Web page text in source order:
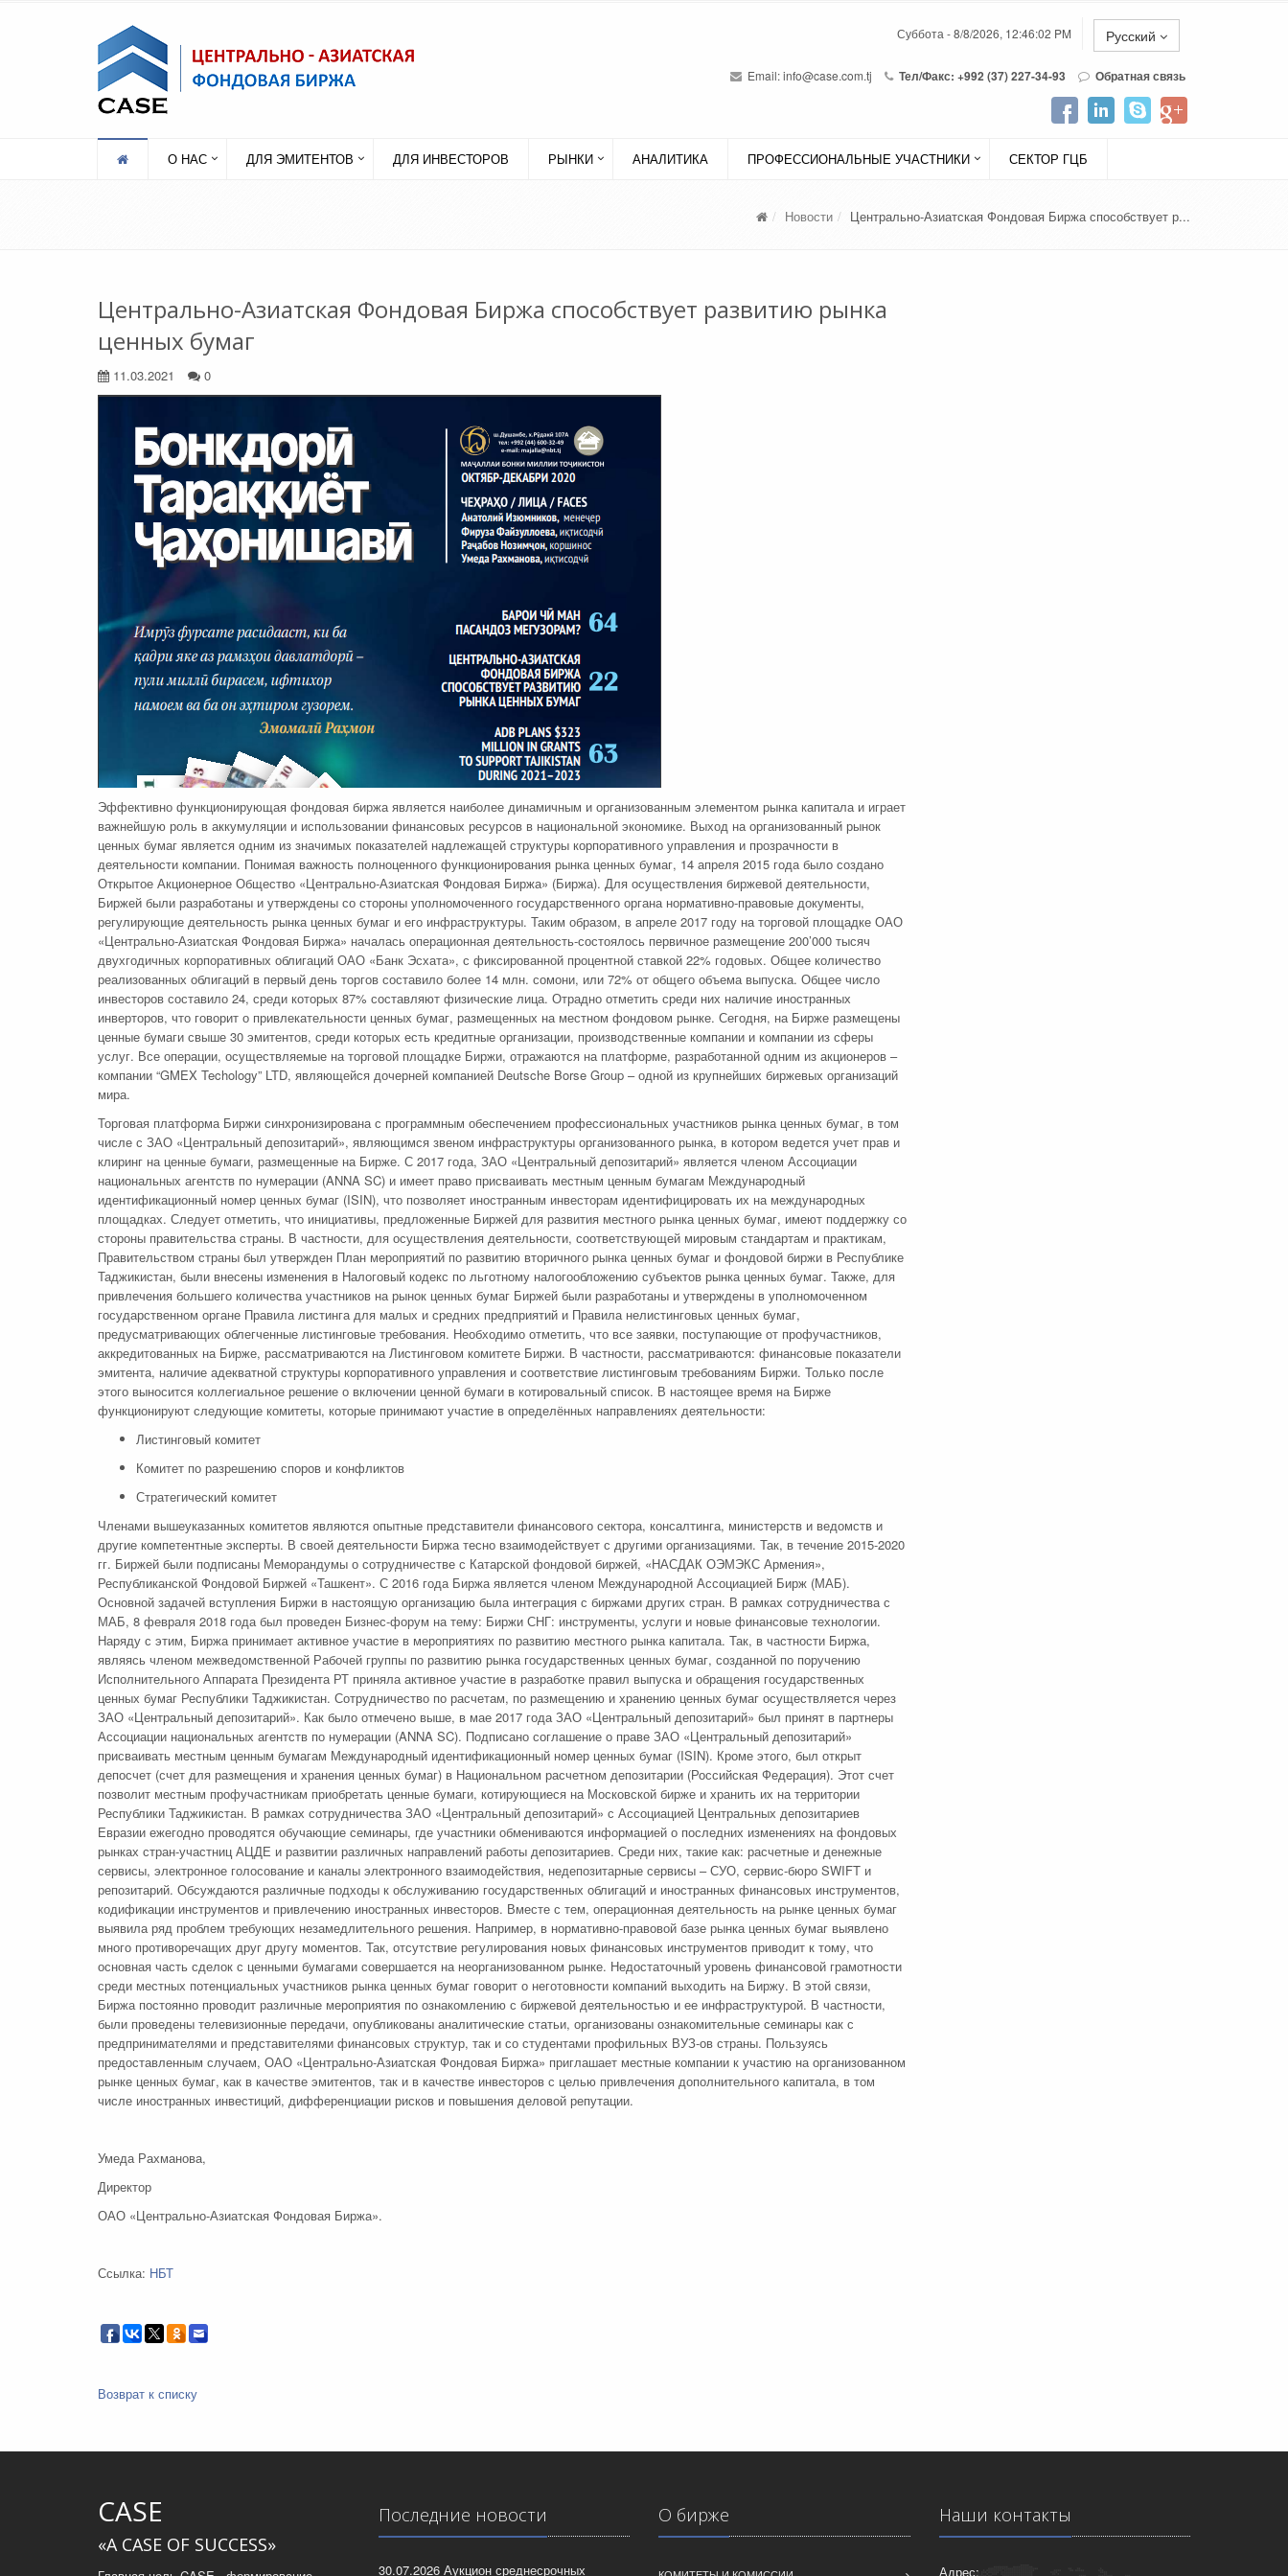
Суббота - 8/8/2026, 12:46:02 PM Русский
Email:info@case.com.tj Тел/Факс: +992 (37) 227-34-93 Обратная связь
О НАС ДЛЯ ЭМИТЕНТОВ ДЛЯ ИНВЕСТОРОВ РЫНКИ АНАЛИТИКА ПРОФЕССИОНАЛЬНЫЕ УЧАСТНИКИ СЕКТОР ГЦБ
Новости Центрально-Азиатская Фондовая Биржа способствует р...
Центрально-Азиатская Фондовая Биржа способствует развитию рынка
ценных бумаг
11.03.2021 0
Эффективно функционирующая фондовая биржа является наиболее динамичным и организованным элементом рынка капитала и играет
важнейшую роль в аккумуляции и использовании финансовых ресурсов в национальной экономике. Выход на организованный рынок
ценных бумаг является одним из значимых показателей надлежащей структуры корпоративного управления и прозрачности в
деятельности компании. Понимая важность полноценного функционирования рынка ценных бумаг, 14 апреля 2015 года было создано
Открытое Акционерное Общество «Центрально-Азиатская Фондовая Биржа» (Биржа). Для осуществления биржевой деятельности,
Биржей были разработаны и утверждены со стороны уполномоченного государственного органа нормативно-правовые документы,
регулирующие деятельность рынка ценных бумаг и его инфраструктуры. Таким образом, в апреле 2017 году на торговой площадке ОАО
«Центрально-Азиатская Фондовая Биржа» началась операционная деятельность-состоялось первичное размещение 200’000 тысяч
двухгодичных корпоративных облигаций ОАО «Банк Эсхата», с фиксированной процентной ставкой 22% годовых. Общее количество
реализованных облигаций в первый день торгов составило более 14 млн. сомони, или 72% от общего объема выпуска. Общее число
инвесторов составило 24, среди которых 87% составляют физические лица. Отрадно отметить среди них наличие иностранных
инверторов, что говорит о привлекательности ценных бумаг, размещенных на местном фондовом рынке. Сегодня, на Бирже размещены
ценные бумаги свыше 30 эмитентов, среди которых есть кредитные организации, производственные компании и компании из сферы
услуг. Все операции, осуществляемые на торговой площадке Биржи, отражаются на платформе, разработанной одним из акционеров –
компании “GMEX Techology” LTD, являющейся дочерней компанией Deutsche Borse Group – одной из крупнейших биржевых организаций
мира.
Торговая платформа Биржи синхронизирована с программным обеспечением профессиональных участников рынка ценных бумаг, в том
числе с ЗАО «Центральный депозитарий», являющимся звеном инфраструктуры организованного рынка, в котором ведется учет прав и
клиринг на ценные бумаги, размещенные на Бирже. С 2017 года, ЗАО «Центральный депозитарий» является членом Ассоциации
национальных агентств по нумерации (ANNA SC) и имеет право присваивать местным ценным бумагам Международный
идентификационный номер ценных бумаг (ISIN), что позволяет иностранным инвесторам идентифицировать их на международных
площадках. Следует отметить, что инициативы, предложенные Биржей для развития местного рынка ценных бумаг, имеют поддержку со
стороны правительства страны. В частности, для осуществления деятельности, соответствующей мировым стандартам и практикам,
Правительством страны был утвержден План мероприятий по развитию вторичного рынка ценных бумаг и фондовой биржи в Республике
Таджикистан, были внесены изменения в Налоговый кодекс по льготному налогообложению субъектов рынка ценных бумаг. Также, для
привлечения большего количества участников на рынок ценных бумаг Биржей были разработаны и утверждены в уполномоченном
государственном органе Правила листинга для малых и средних предприятий и Правила нелистинговых ценных бумаг,
предусматривающих облегченные листинговые требования. Необходимо отметить, что все заявки, поступающие от профучастников,
аккредитованных на Бирже, рассматриваются на Листинговом комитете Биржи. В частности, рассматриваются: финансовые показатели
эмитента, наличие адекватной структуры корпоративного управления и соответствие листинговым требованиям Биржи. Только после
этого выносится коллегиальное решение о включении ценной бумаги в котировальный список. В настоящее время на Бирже
функционируют следующие комитеты, которые принимают участие в определённых направлениях деятельности:
Листинговый комитет
Комитет по разрешению споров и конфликтов
Стратегический комитет
Членами вышеуказанных комитетов являются опытные представители финансового сектора, консалтинга, министерств и ведомств и
другие компетентные эксперты. В своей деятельности Биржа тесно взаимодействует с другими организациями. Так, в течение 2015-2020
гг. Биржей были подписаны Меморандумы о сотрудничестве с Катарской фондовой биржей, «НАСДАК ОЭМЭКС Армения»,
Республиканской Фондовой Биржей «Ташкент». С 2016 года Биржа является членом Международной Ассоциацией Бирж (МАБ).
Основной задачей вступления Биржи в настоящую организацию была интеграция с биржами других стран. В рамках сотрудничества с
МАБ, 8 февраля 2018 года был проведен Бизнес-форум на тему: Биржи СНГ: инструменты, услуги и новые финансовые технологии.
Наряду с этим, Биржа принимает активное участие в мероприятиях по развитию местного рынка капитала. Так, в частности Биржа,
являясь членом межведомственной Рабочей группы по развитию рынка государственных ценных бумаг, созданной по поручению
Исполнительного Аппарата Президента РТ приняла активное участие в разработке правил выпуска и обращения государственных
ценных бумаг Республики Таджикистан. Сотрудничество по расчетам, по размещению и хранению ценных бумаг осуществляется через
ЗАО «Центральный депозитарий». Как было отмечено выше, в мае 2017 года ЗАО «Центральный депозитарий» был принят в партнеры
Ассоциации национальных агентств по нумерации (ANNA SC). Подписано соглашение о праве ЗАО «Центральный депозитарий»
присваивать местным ценным бумагам Международный идентификационный номер ценных бумаг (ISIN). Кроме этого, был открыт
депосчет (счет для размещения и хранения ценных бумаг) в Национальном расчетном депозитарии (Российская Федерация). Этот счет
позволит местным профучастникам приобретать ценные бумаги, котирующиеся на Московской бирже и хранить их на территории
Республики Таджикистан. В рамках сотрудничества ЗАО «Центральный депозитарий» с Ассоциацией Центральных депозитариев
Евразии ежегодно проводятся обучающие семинары, где участники обмениваются информацией о последних изменениях на фондовых
рынках стран-участниц АЦДЕ и развитии различных направлений работы депозитариев. Среди них, такие как: расчетные и денежные
сервисы, электронное голосование и каналы электронного взаимодействия, недепозитарные сервисы – СУО, сервис-бюро SWIFT и
репозитарий. Обсуждаются различные подходы к обслуживанию государственных облигаций и иностранных финансовых инструментов,
кодификации инструментов и привлечению иностранных инвесторов. Вместе с тем, операционная деятельность на рынке ценных бумаг
выявила ряд проблем требующих незамедлительного решения. Например, в нормативно-правовой базе рынка ценных бумаг выявлено
много противоречащих друг другу моментов. Так, отсутствие регулирования новых финансовых инструментов приводит к тому, что
основная часть сделок с ценными бумагами совершается на неорганизованном рынке. Недостаточный уровень финансовой грамотности
среди местных потенциальных участников рынка ценных бумаг говорит о неготовности компаний выходить на Биржу. В этой связи,
Биржа постоянно проводит различные мероприятия по ознакомлению с биржевой деятельностью и ее инфраструктурой. В частности,
были проведены телевизионные передачи, опубликованы аналитические статьи, организованы ознакомительные семинары как с
предпринимателями и представителями финансовых структур, так и со студентами профильных ВУЗ-ов страны. Пользуясь
предоставленным случаем, ОАО «Центрально-Азиатская Фондовая Биржа» приглашает местные компании к участию на организованном
рынке ценных бумаг, как в качестве эмитентов, так и в качестве инвесторов с целью привлечения дополнительного капитала, в том
числе иностранных инвестиций, дифференциации рисков и повышения деловой репутации.
Умеда Рахманова,
Директор
ОАО «Центрально-Азиатская Фондовая Биржа».
Ссылка: НБТ
Возврат к списку
CASE
«A CASE OF SUCCESS»
Последние новости
30.07.2026 Аукцион среднесрочных
О бирже Наши контакты
Адрес: